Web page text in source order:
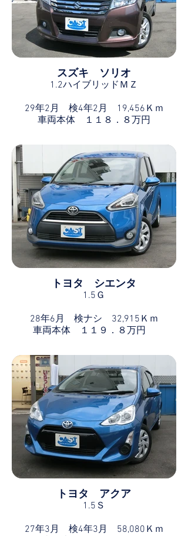
スズキ ソリオ
1.2ハイブリッドＭＺ
29年2月 検4年2月 19,456Ｋｍ
車両本体 １１８．８万円
トヨタ シエンタ
1.5Ｇ
28年6月 検ナシ 32,915Ｋｍ
車両本体 １１９．８万円
トヨタ アクア
1.5Ｓ
27年3月 検4年3月 58,080Ｋｍ